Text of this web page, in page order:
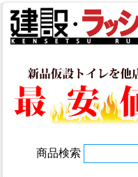
商品検索